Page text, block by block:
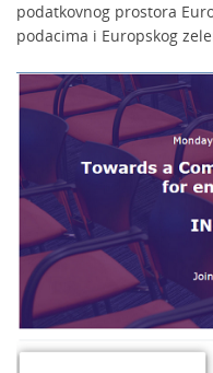
podatkovnog prostora
podacima i Europskog